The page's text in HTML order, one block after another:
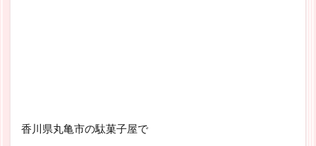
香川県丸亀市の駄菓子屋で